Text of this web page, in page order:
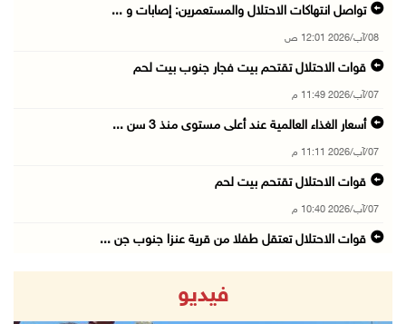
تواصل انتهاكات الاحتلال والمستعمرين: إصابات و ...
08/آب/2026 12:01 ص
قوات الاحتلال تقتحم بيت فجار جنوب بيت لحم
07/آب/2026 11:49 م
أسعار الغذاء العالمية عند أعلى مستوى منذ 3 سن ...
07/آب/2026 11:11 م
قوات الاحتلال تقتحم بيت لحم
07/آب/2026 10:40 م
قوات الاحتلال تعتقل طفلا من قرية عنزا جنوب جن ...
قوات الاحتلال تغلق مداخل يعبد جنوب غرب جنين
فيديو